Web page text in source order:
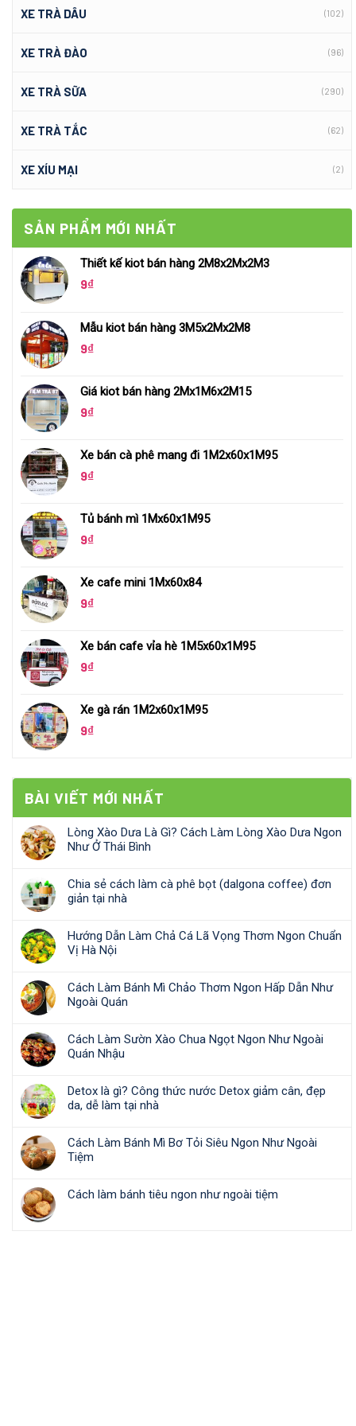
XE TRÀ DÂU (102)
XE TRÀ ĐÀO (96)
XE TRÀ SỮA (290)
XE TRÀ TẮC (62)
XE XÍU MẠI (2)
SẢN PHẨM MỚI NHẤT
Thiết kế kiot bán hàng 2M8x2Mx2M3
9₫
Mẫu kiot bán hàng 3M5x2Mx2M8
9₫
Giá kiot bán hàng 2Mx1M6x2M15
9₫
Xe bán cà phê mang đi 1M2x60x1M95
9₫
Tủ bánh mì 1Mx60x1M95
9₫
Xe cafe mini 1Mx60x84
9₫
Xe bán cafe vỉa hè 1M5x60x1M95
9₫
Xe gà rán 1M2x60x1M95
9₫
BÀI VIẾT MỚI NHẤT
Lòng Xào Dưa Là Gì? Cách Làm Lòng Xào Dưa Ngon
Như Ở Thái Bình
Chia sẻ cách làm cà phê bọt (dalgona coffee) đơn
giản tại nhà
Hướng Dẫn Làm Chả Cá Lã Vọng Thơm Ngon Chuẩn
Vị Hà Nội
Cách Làm Bánh Mì Chảo Thơm Ngon Hấp Dẫn Như
Ngoài Quán
Cách Làm Sườn Xào Chua Ngọt Ngon Như Ngoài
Quán Nhậu
Detox là gì? Công thức nước Detox giảm cân, đẹp
da, dễ làm tại nhà
Cách Làm Bánh Mì Bơ Tỏi Siêu Ngon Như Ngoài
Tiệm
Cách làm bánh tiêu ngon như ngoài tiệm